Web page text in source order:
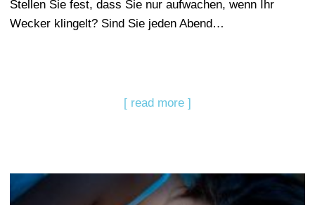
Stellen Sie fest, dass Sie nur aufwachen, wenn Ihr
Wecker klingelt? Sind Sie jeden Abend…
[ read more ]